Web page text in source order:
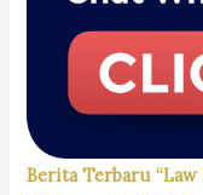
Berita Terbaru